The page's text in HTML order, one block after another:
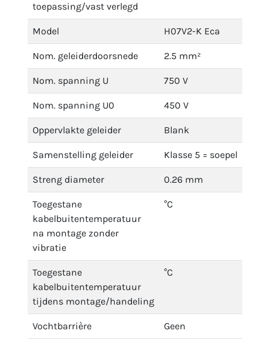
toepassing/vast verlegd
Model H07V2-K Eca
Nom. geleiderdoorsnede 2.5 mm²
Nom. spanning U 750 V
Nom. spanning U0 450 V
Oppervlakte geleider Blank
Samenstelling geleider Klasse 5 = soepel
Streng diameter 0.26 mm
Toegestane
kabelbuitentemperatuur
na montage zonder
vibratie
°C
Toegestane
kabelbuitentemperatuur
tijdens montage/handeling
°C
Vochtbarrière Geen